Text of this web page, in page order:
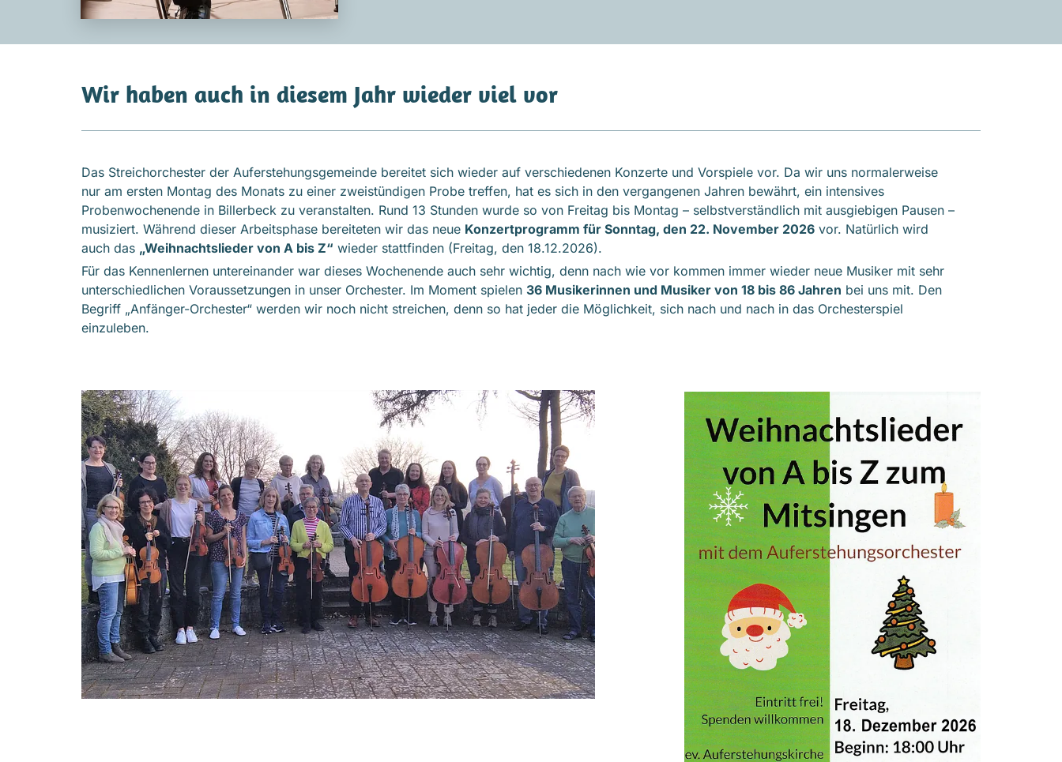
Wir haben auch in diesem Jahr wieder viel vor
Das Streichorchester der Auferstehungsgemeinde bereitet sich wieder auf verschiedenen Konzerte und Vorspiele vor. Da wir uns normalerweise
nur am ersten Montag des Monats zu einer zweistündigen Probe treffen, hat es sich in den vergangenen Jahren bewährt, ein intensives
Probenwochenende in Billerbeck zu veranstalten. Rund 13 Stunden wurde so von Freitag bis Montag – selbstverständlich mit ausgiebigen Pausen –
musiziert. Während dieser Arbeitsphase bereiteten wir das neue Konzertprogramm für Sonntag, den 22. November 2026 vor. Natürlich wird
auch das „Weihnachtslieder von A bis Z“ wieder stattfinden (Freitag, den 18.12.2026).
Für das Kennenlernen untereinander war dieses Wochenende auch sehr wichtig, denn nach wie vor kommen immer wieder neue Musiker mit sehr
unterschiedlichen Voraussetzungen in unser Orchester. Im Moment spielen 36 Musikerinnen und Musiker von 18 bis 86 Jahren bei uns mit. Den
Begriff „Anfänger-Orchester“ werden wir noch nicht streichen, denn so hat jeder die Möglichkeit, sich nach und nach in das Orchesterspiel
einzuleben.